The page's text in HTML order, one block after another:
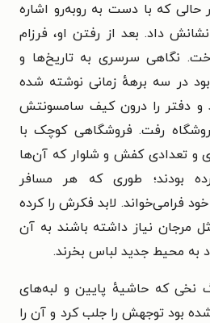
حالی که با دست به روبه‌رو اشاره
داد. بعد از رفتن او، فرزام
نگاهی سرسری به تاریخ‌ها و
در سه برههٔ زمانی نوشته شده
دفتر را درون کیف سامسونتش
رفت. فروشگاهی کوچک با
و تعدادی کفش و شلوار که آن‌ها
بودند؛ طوری که هر مسافر
فرامی‌خواند. لابد فکرش را کرده
مرجان نیاز داشته باشند به آن
به محیط جدید لباس بخرند.
نخی که حاشیهٔ پایین و لبه‌های
بود توجهش را جلب کرد و آن را